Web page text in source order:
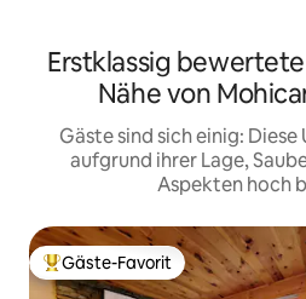
Erstklassig
Nähe von
Gäste sind sich einig:
aufgrund ihrer Lage,
Aspekten hoch
Beliebter Gäste-Favorit.
Gäste-Favorit